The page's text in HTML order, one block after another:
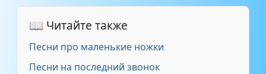
Детские песни о весне - Весна
ча-ча-ча
Детские песни о весне - Кап-
кап-кап, весна стучится
📖 Читайте также
Песни про маленькие ножки
Песни на последний звонок